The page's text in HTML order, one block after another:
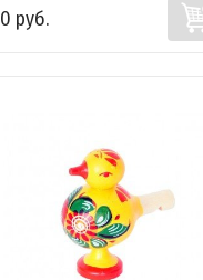
0 руб.